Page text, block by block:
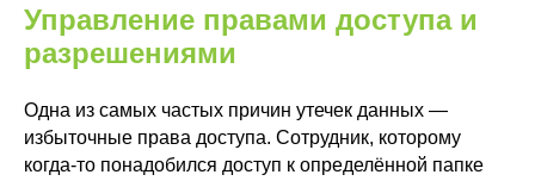
Управление правами доступа и
разрешениями
Одна из самых частых причин утечек данных —
избыточные права доступа. Сотрудник, которому
когда-то понадобился доступ к определённой папке